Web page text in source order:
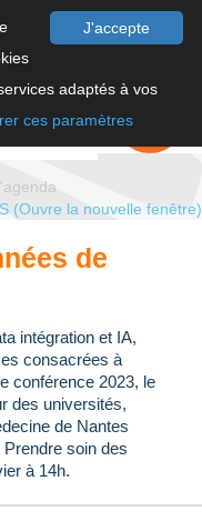
J'accepte
adaptés à vos
ces paramètres
FAIRE UN
DON
(Ouvre la nouvelle fenêtre)
de
intégration et IA,
consacrées à
conférence 2023, le
des universités,
de Nantes
soin des
à 14h.